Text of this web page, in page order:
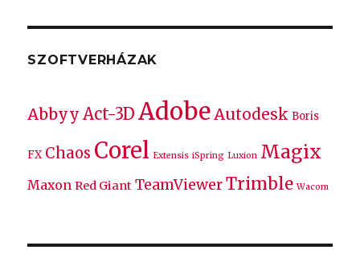
kifejezésre:
SZOFTVERHÁZAK
Abbyy Act-3D AdobeAutodesk Boris
FX Chaos Corel Extensis iSpring Luxion Magix
Maxon Red Giant TeamViewer Trimble Wacom